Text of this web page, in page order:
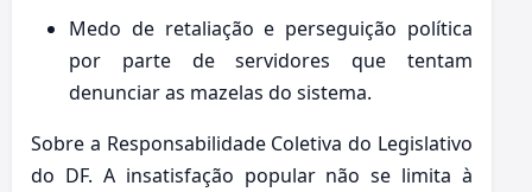
Medo de retaliação e perseguição política
por parte de servidores que tentam
denunciar as mazelas do sistema.
Sobre a Responsabilidade Coletiva do Legislativo
do DF. A insatisfação popular não se limita à